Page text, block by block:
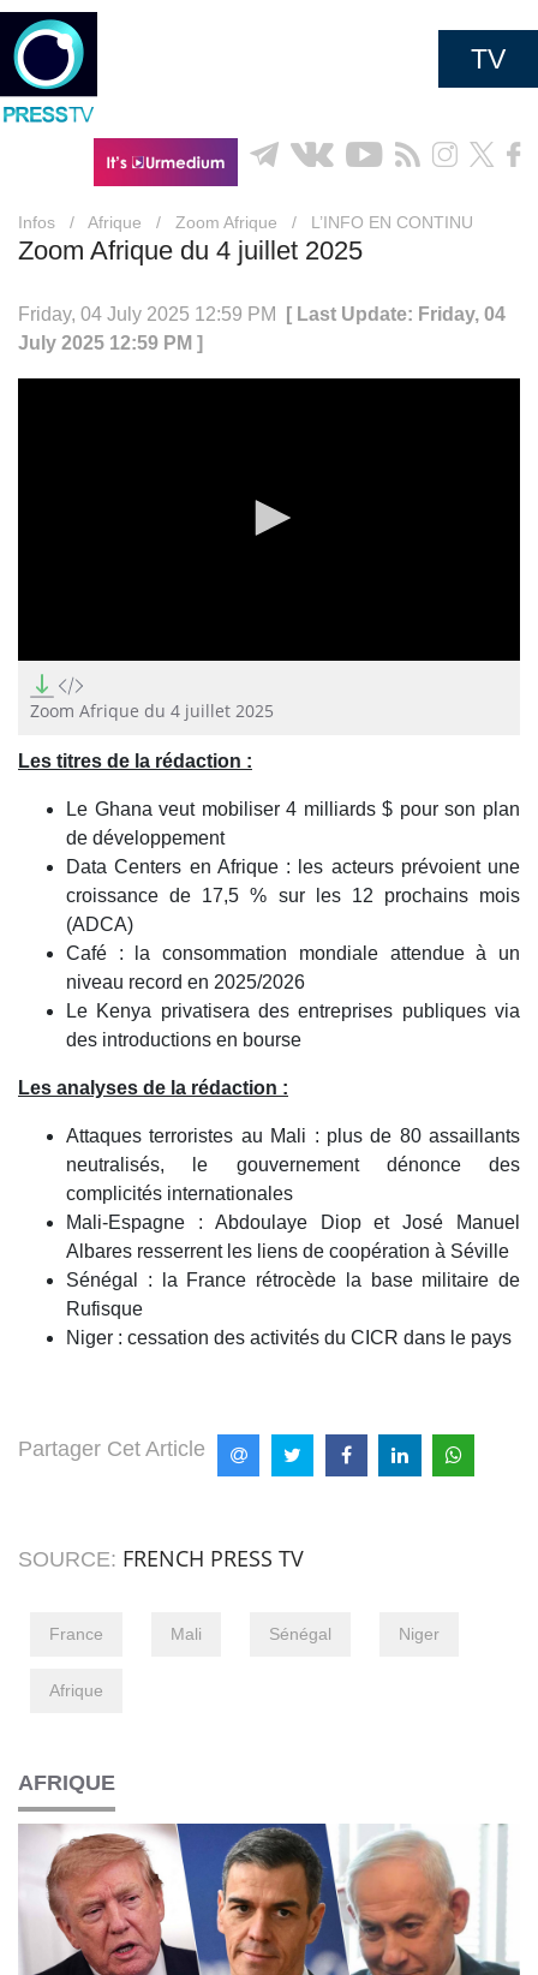
TV
Infos / Afrique / Zoom Afrique / L’INFO EN CONTINU
Zoom Afrique du 4 juillet 2025
Friday, 04 July 2025 12:59 PM
[ Last Update: Friday, 04
July 2025 12:59 PM ]
seconds
ofZoom Afrique du 4 juillet 2025
Les titres de la rédaction :
Le Ghana veut mobiliser 4 milliards $ pour son plan
de développement
Data Centers en Afrique : les acteurs prévoient une
croissance de 17,5 % sur les 12 prochains mois
(ADCA)
Café : la consommation mondiale attendue à un
niveau record en 2025/2026
Le Kenya privatisera des entreprises publiques via
des introductions en bourse
Les analyses de la rédaction :
Attaques terroristes au Mali : plus de 80 assaillants
neutralisés, le gouvernement dénonce des
complicités internationales
Mali-Espagne : Abdoulaye Diop et José Manuel
Albares resserrent les liens de coopération à Séville
Sénégal : la France rétrocède la base militaire de
Rufisque
Niger : cessation des activités du CICR dans le pays
Partager Cet Article
SOURCE: FRENCH PRESS TV
France Mali Sénégal Niger
Afrique
AFRIQUE